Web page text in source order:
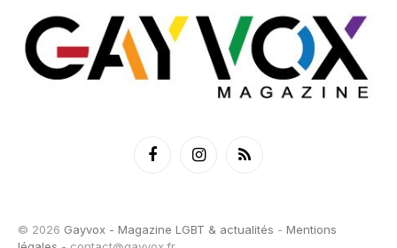
FacebookInstagramRSS
© 2026 Gayvox - Magazine LGBT & actualités - Mentions